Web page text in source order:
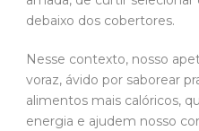
debaixo dos cobertores.
Nesse contexto, nosso
voraz, ávido por saborear
alimentos mais calóricos,
energia e ajudem nosso